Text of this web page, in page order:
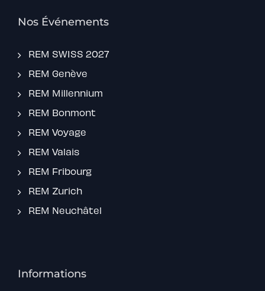
Nos Événements
REM SWISS 2027
REM Genève
REM Millennium
REM Bonmont
REM Voyage
REM Valais
REM Fribourg
REM Zurich
REM Neuchâtel
Informations